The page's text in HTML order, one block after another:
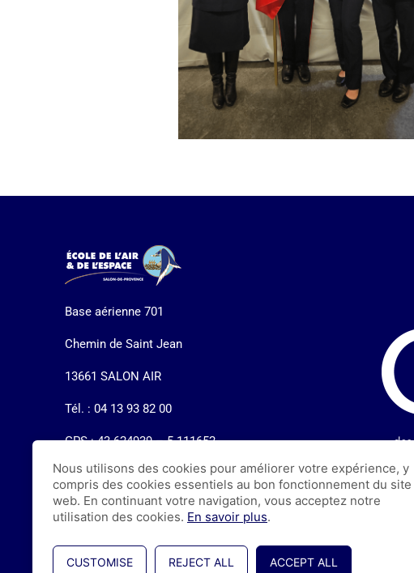
Base aérienne 701
Chemin de Saint Jean
13661 SALON AIR
Tél. : 04 13 93 82 00
GPS : 43.624939 – 5.111652
© École de l’air et de l’espace
Nous utilisons des cookies pour améliorer votre expérience, y
compris des cookies essentiels au bon fonctionnement du site
web. En continuant votre navigation, vous acceptez notre
utilisation des cookies. En savoir plus.
CUSTOMISE REJECT ALL ACCEPT ALL